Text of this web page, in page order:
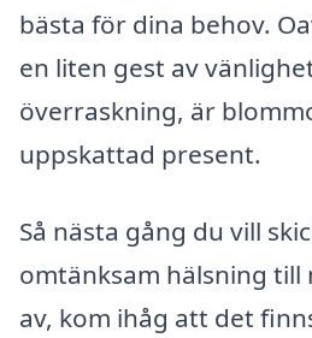
bästa för dina behov.
en liten gest av
överraskning, är
uppskattad present.
Så nästa gång du vill
omtänksam hälsning till
av, kom ihåg att det